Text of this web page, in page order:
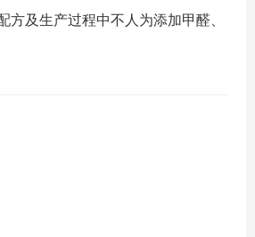
方及生产过程中不人为添加甲醛、